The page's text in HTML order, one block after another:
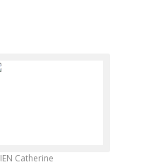
Catherine